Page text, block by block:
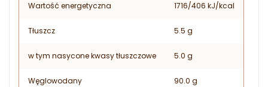
Wartość energetyczna 1716/406 kJ/kcal
Tłuszcz 5.5 g
w tym nasycone kwasy tłuszczowe 5.0 g
Węglowodany 90.0 g